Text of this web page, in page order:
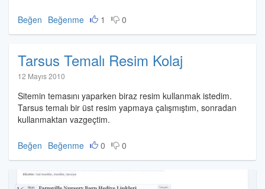
Beğen Beğenme 1 0
Tarsus Temalı Resim Kolaj
12 Mayıs 2010
Özdemir
Sitemin temasını yaparken biraz resim kullanmak istedim.
Tarsus temalı bir üst resim yapmaya çalışmıştım, sonradan
kullanmaktan vazgeçtim.
Beğen Beğenme 0 0